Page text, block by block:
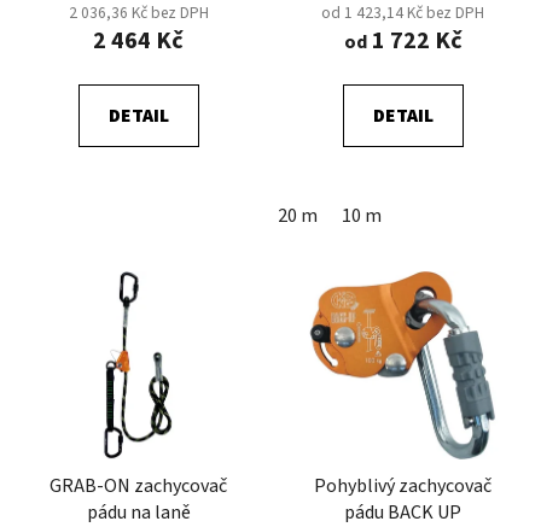
2 036,36 Kč bez DPH
2 464 Kč
DETAIL
od 1 423,14 Kč bez DPH
od1 722 Kč
DETAIL
20 m 10 m
GRAB-ON zachycovač
pádu na laně
Pohyblivý zachycovač
pádu BACK UP